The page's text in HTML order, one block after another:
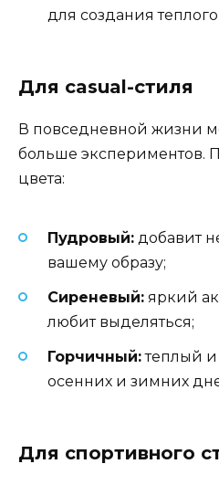
для создания теплого
Для casual-стиля
В повседневной жизни
больше экспериментов.
цвета:
Пудровый: добавит
вашему образу;
Сиреневый: яркий
любит выделяться;
Горчичный:теплый
осенних и зимних
Для спортивного